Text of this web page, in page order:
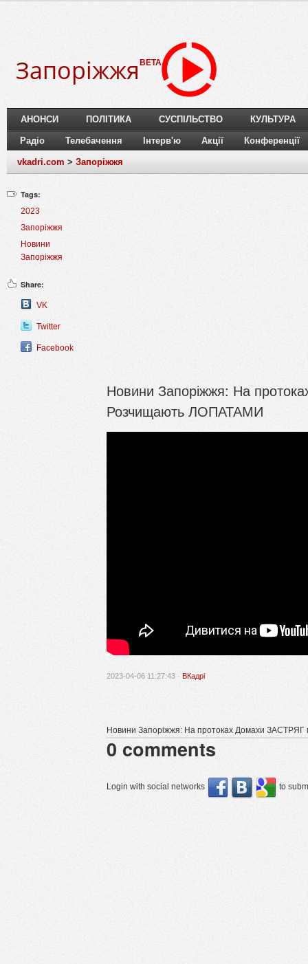
Запоріжжя BETA
АНОНСИ ПОЛІТИКА СУСПІЛЬСТВО КУЛЬТУРА
Радіо Телебачення Інтерв'ю Акції Конференції
vkadri.com > Запоріжжя
Tags:
2023
Запоріжжя
Новини
Запоріжжя
Share:
VK
Twitter
Facebook
Новини Запоріжжя: На
Розчищають ЛОПАТАМИ
2023-04-06 11:27:43 · ВКадрі
Новини Запоріжжя: На протоках Домахи
0 comments
Login with social networks to